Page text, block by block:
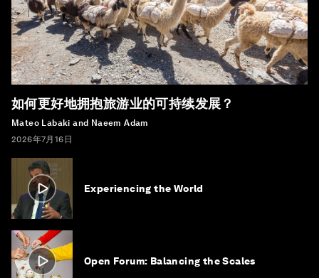
如何更好地拥抱旅游业的可持续发展？
Mateo Labaki and Naeem Adam
2026年7月16日
Experiencing the World
Open Forum: Balancing the Scales